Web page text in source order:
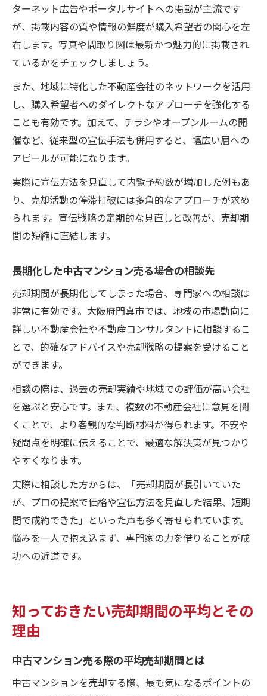
ターネット広告やポータルサイトへの掲載が主流です
が、掲載内容の質や情報の鮮度が購入希望者の関心を左
右します。写真や間取り図は最新かつ魅力的に掲載され
ているかをチェックしましょう。
また、地域に特化した不動産会社のネットワークを活用
し、購入希望者へのダイレクトなアプローチを強化する
ことも有効です。加えて、チラシやオープンルームの開
催など、従来型の宣伝手法も併用すると、幅広い層への
アピールが可能になります。
実際に宣伝方法を見直して内覧予約数が増加した例もあ
り、売却活動の停滞打破には多角的なアプローチが求め
られます。宣伝戦略の定期的な見直しと改善が、売却期
間の短縮に直結します。
長期化した中古マンション売る場合の相談先
売却期間が長期化してしまった場合、専門家への相談は
非常に有効です。大阪府門真市では、地域の市場動向に
詳しい不動産会社や不動産コンサルタントに相談するこ
とで、的確なアドバイスや売却戦略の提案を受けること
ができます。
相談の際は、過去の売却実績や地域での評価が高い会社
を選ぶと安心です。また、複数の不動産会社に意見を聞
くことで、より客観的な判断材料が得られます。不安や
疑問点を明確に伝えることで、最適な解決策が見つかり
やすくなります。
実際に相談した方からは、「売却期間が長引いていた
が、プロの提案で価格や宣伝方法を見直した結果、短期
間で成約できた」といった声も多く寄せられています。
悩みを一人で抱え込まず、専門家の力を借りることが成
功への近道です。
知っておきたい売却期間の平均とその
理由
中古マンション売る際の平均売却期間とは
中古マンションを売却する際、最も気になるポイントの